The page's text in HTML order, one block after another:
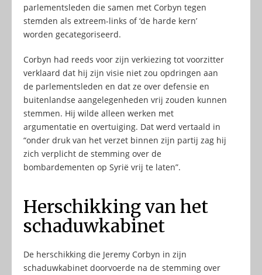
parlementsleden die samen met Corbyn tegen
stemden als extreem-links of ‘de harde kern’
worden gecategoriseerd.
Corbyn had reeds voor zijn verkiezing tot voorzitter
verklaard dat hij zijn visie niet zou opdringen aan
de parlementsleden en dat ze over defensie en
buitenlandse aangelegenheden vrij zouden kunnen
stemmen. Hij wilde alleen werken met
argumentatie en overtuiging. Dat werd vertaald in
“onder druk van het verzet binnen zijn partij zag hij
zich verplicht de stemming over de
bombardementen op Syrië vrij te laten”.
Herschikking van het
schaduwkabinet
De herschikking die Jeremy Corbyn in zijn
schaduwkabinet doorvoerde na de stemming over